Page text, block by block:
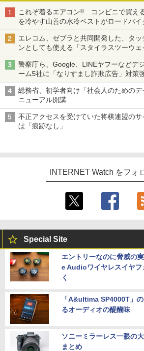
これぞ着るエアコン!! コンビニで買え
を冷やす山善の水冷ベストがロードバ
ち・ざ・ろーど！その14】【空いた時
エレコム、ゼブラと共同開発した、タ
ンとしても使える「スタイラスツーウ
も、持ち替えずに書き込める
警察庁ら、Google、LINEヤフーなどデ
ーム5社に「なりすまし詐欺広告」対
真や映像を使った投資詐欺などへの対策
総務省、初学者向け「社会人のための
ニューアル開講
不正アクセスを受けていた将棋連盟の
は「痕跡なし」
INTERNET Watch をフォ
Special Site
エントリーなのに脅威の
e Audioワイヤレスイヤフ
く
「A&ultima SP4000T」
るオーディオの醍醐味
ソニーミラーレス一眼の
まとめ